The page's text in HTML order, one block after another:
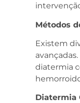
Métodos
Existem
diatermia
Diatermia